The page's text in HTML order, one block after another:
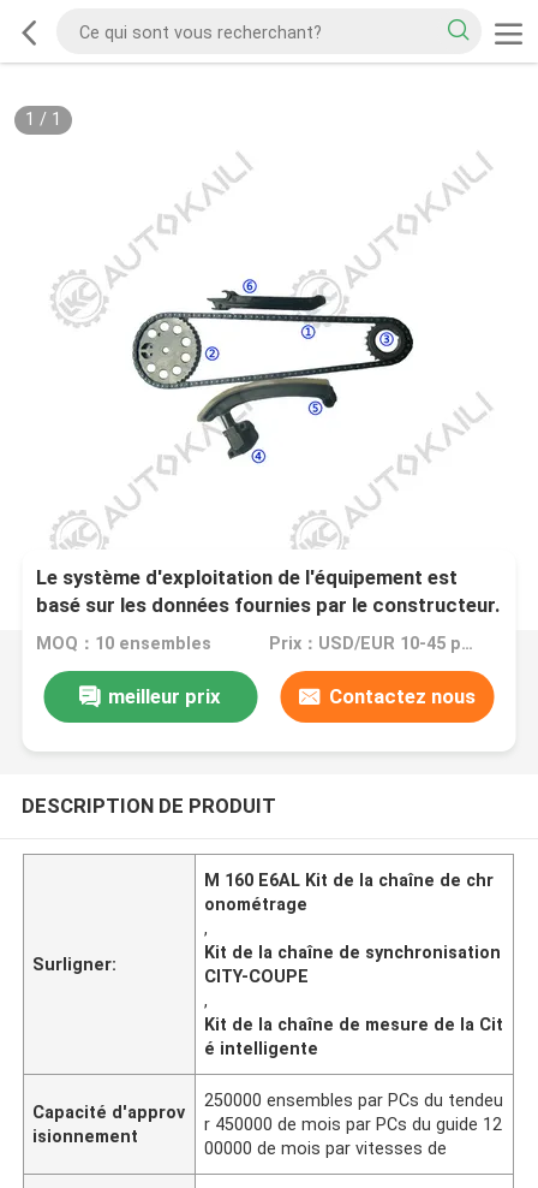
1 / 1
Le système d'exploitation de l'équipement est
basé sur les données fournies par le constructeur.
MOQ：10 ensembles Prix：USD/EUR 10-45 per set
meilleur prix Contactez nous
DESCRIPTION DE PRODUIT
Surligner:
M 160 E6AL Kit de la chaîne de chr
onométrage
,
Kit de la chaîne de synchronisation
CITY-COUPE
,
Kit de la chaîne de mesure de la Cit
é intelligente
Capacité d'approv
isionnement
250000 ensembles par PCs du tendeu
r 450000 de mois par PCs du guide 12
00000 de mois par vitesses de